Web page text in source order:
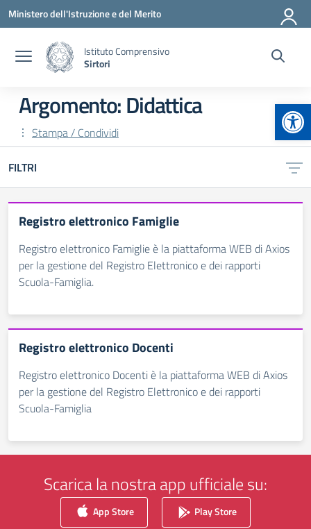
Vai ai contenuti
Vai al menu di navigazione
Vai al footer
Ministero dell'Istruzione e del Merito
Istituto Comprensivo
Sirtori
Argomento: Didattica
Stampa / Condividi
FILTRI
Registro elettronico Famiglie
Registro elettronico Famiglie è la piattaforma WEB di Axios
per la gestione del Registro Elettronico e dei rapporti
Scuola-Famiglia.
Registro elettronico Docenti
Registro elettronico Docenti è la piattaforma WEB di Axios
per la gestione del Registro Elettronico e dei rapporti
Scuola-Famiglia
Scarica la nostra app ufficiale su:
App Store Play Store